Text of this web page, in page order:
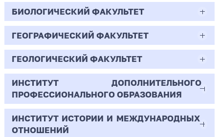
44.03.02
Психолого-педагогическое образование
Очная | Бакалавр
Всего бюджетных мест - 10
Бюджет/
Общие места
Профиль: Практическая
психология образования
БИОЛОГИЧЕСКИЙ ФАКУЛЬТЕТ
06.03.01
Биология
Очная | Бакалавр
Всего бюджетных мест - 50
Бюджет/Общие места
ГЕОГРАФИЧЕСКИЙ ФАКУЛЬТЕТ
05.03.02
География
Очная | Бакалавр
Всего бюджетных мест - 15
ГЕОЛОГИЧЕСКИЙ ФАКУЛЬТЕТ
05.03.01
Геология
Очная | Бакалавр
ИНСТИТУТ ДОПОЛНИТЕЛЬНОГО
ПРОФЕССИОНАЛЬНОГО ОБРАЗОВАНИЯ
38.03.02
ИНСТИТУТ ИСТОРИИ И МЕЖДУНАРОДНЫХ
ОТНОШЕНИЙ